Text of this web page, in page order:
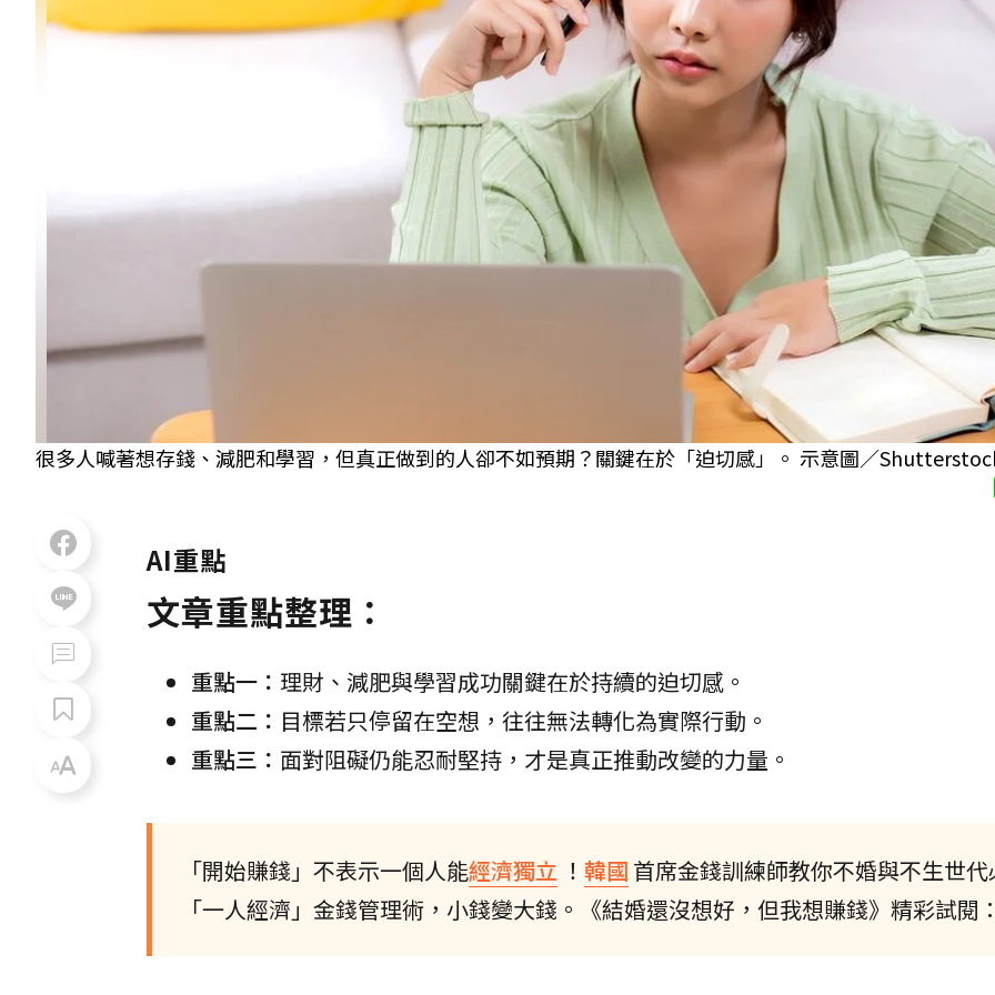
很多人喊著想存錢、減肥和學習，但真正做到的人卻不如預期？關鍵在於「迫切感」。 示意圖／
AI重點
文章重點整理：
重點一： 理財、減肥與學習成功關鍵在於持續的迫切感。
重點二： 目標若只停留在空想，往往無法轉化為實際行動。
重點三： 面對阻礙仍能忍耐堅持，才是真正推動改變的力量。
「開始賺錢」不表示一個人能經濟獨立 ！ 韓國 首席金錢訓練師教你不婚與不生世代
「一人經濟」金錢管理術，小錢變大錢。《結婚還沒想好，但我想賺錢》精彩試閱：